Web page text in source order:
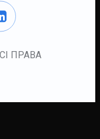
ПРАВА